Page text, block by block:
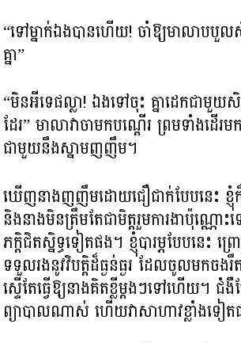
“ទៅម្នាក់ឯងបានហើយ! ចាំឱ្យមាលាបបួ
គ្នា”
“មិនអីទេផល្លា! ឯងទៅចុះ គ្នាដេកជា
ដែរ” មាលាវាចាមកបណ្តើរ ព្រមទាំងដើរ
ជាមួយនឹងស្នាមញញឹម។
ឃើញនាងញញឹមដោយជឿជាក់បែបនេះ ខ្ញុំក៏
និងនាងមិនត្រឹមតែជាមិត្តរួមការងាប៉ុណ្ណោះ
ភក្តិជិតស្និទ្ធទៀតផង។ ខ្ញុំបារម្ភបែបនេះ ព្
ទទួលរងនូវវិបត្តិដ៏ធ្ងន់ធ្ងរ ដែលចូលមកចងរឹ
ស្ទើតែធ្វើឱ្យនាងគិតខ្លីម្តងៗទៅហើយ។ ជំ
ព្យាបាលណាស់ ហើយវាសាហាវខ្លាំងទៀ